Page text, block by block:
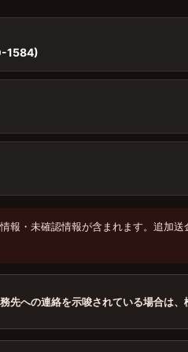
1584)
報・未確認情報が含まれます。追加
先への連絡を示唆されている場合は